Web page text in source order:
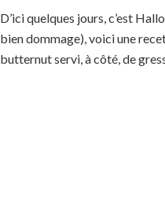
D’ici quelques jours, c’est
bien dommage), voici une
butternut servi, à côté, de